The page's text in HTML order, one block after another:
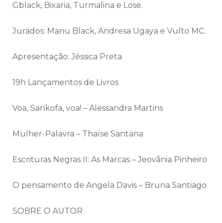
Gblack, Bixaria, Turmalina e Lose.
Jurados: Manu Black, Andresa Ugaya e Vulto MC.
Apresentação: Jéssica Preta
19h Lançamentos de Livros
Voa, Sankofa, voa! – Alessandra Martins
Mulher-Palavra – Thaíse Santana
Escrituras Negras II: As Marcas – Jeovânia Pinheiro
O pensamento de Angela Davis – Bruna Santiago
SOBRE O AUTOR